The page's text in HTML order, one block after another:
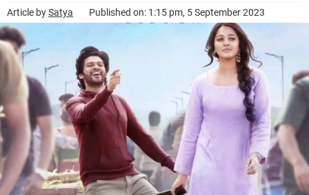
Article bySatya Published on: 1:15 pm, 5 September 2023